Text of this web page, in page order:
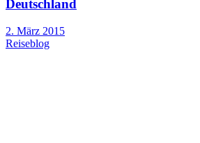
Deutschland
2. März 2015
Reiseblog